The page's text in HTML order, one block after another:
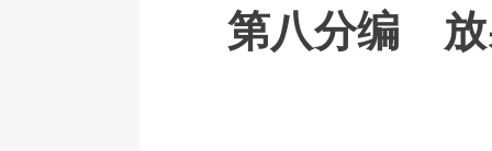
第八分编 放